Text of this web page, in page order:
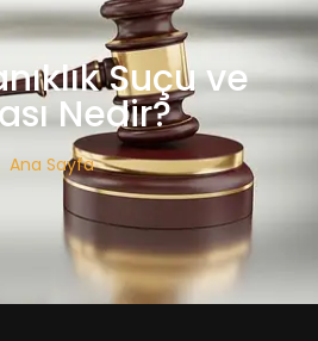
Suçu ve
Nedir?
Ana Sayfa